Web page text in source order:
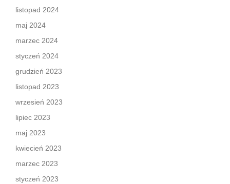
listopad 2024
maj 2024
marzec 2024
styczeń 2024
grudzień 2023
listopad 2023
wrzesień 2023
lipiec 2023
maj 2023
kwiecień 2023
marzec 2023
styczeń 2023